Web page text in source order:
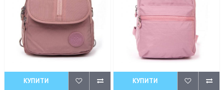
КУПИТИ КУПИТИ